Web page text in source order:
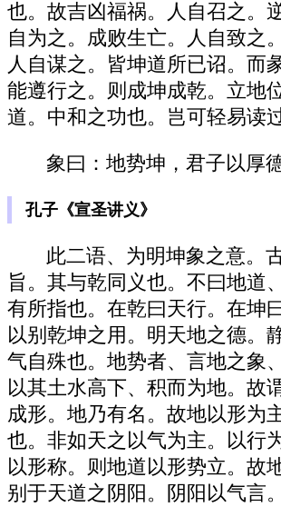
也。故吉凶福祸。人自召之。
自为之。成败生亡。人自致之
人自谋之。皆坤道所已诏。而
能遵行之。则成坤成乾。立地
道。中和之功也。岂可轻易读
象曰：地势坤，君子以厚
孔子《宣圣讲义》
此二语、为明坤象之意。
旨。其与乾同义也。不曰地道
有所指也。在乾曰天行。在坤
以别乾坤之用。明天地之德。
气自殊也。地势者、言地之象
以其土水高下、积而为地。故
成形。地乃有名。故地以形为
也。非如天之以气为主。以行
以形称。则地道以形势立。故
别于天道之阴阳。阴阳以气言